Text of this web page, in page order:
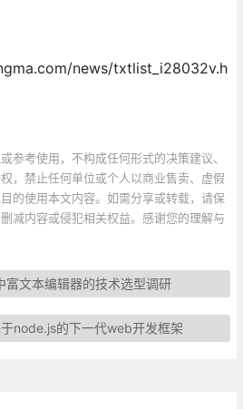
news/txtlist_i28032v.h
参考使用，不构成任何形式的决策建议、
，禁止任何单位或个人以商业售卖、虚假
的使用本文内容。如需分享或转载，请保
减内容或侵犯相关权益。感谢您的理解与
富文本编辑器的技术选型调研
node.js的下一代web开发框架